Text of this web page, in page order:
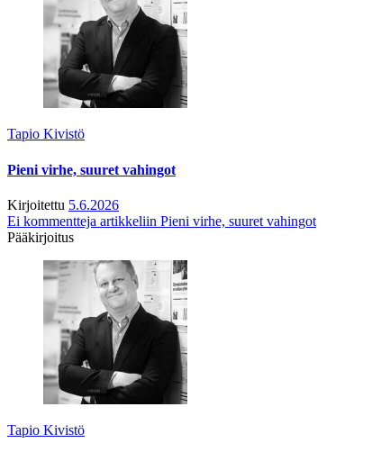
Tapio Kivistö
Pieni virhe, suuret vahingot
Kirjoitettu 5.6.2026
Ei kommentteja artikkeliin Pieni virhe, suuret vahingot
Pääkirjoitus
Tapio Kivistö